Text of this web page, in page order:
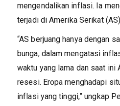
mengendalikan inflasi. Ia
terjadi di Amerika Serikat
“AS berjuang hanya dengan
bunga, dalam mengatasi
waktu yang lama dan saat ini
resesi. Eropa menghadapi
inflasi yang tinggi,” ungkap